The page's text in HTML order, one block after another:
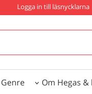
Logga in till läsnycklarna
Genre Om Hegas